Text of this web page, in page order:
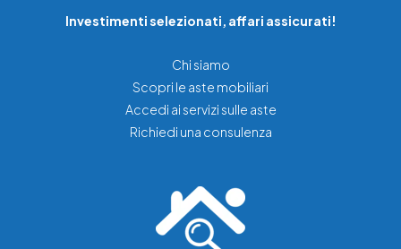
Investimenti selezionati, affari assicurati!
Chi siamo
Scopri le aste mobiliari
Accedi ai servizi sulle aste
Richiedi una consulenza